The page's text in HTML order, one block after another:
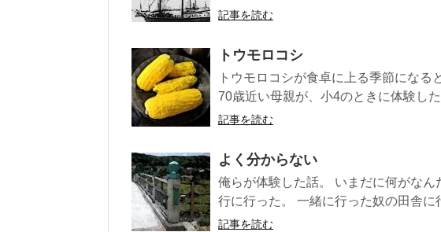
記事を読む
トウモロコシ
トウモロコシが食卓に上る季節にな
70歳近い母親が、小4のときに体験し
記事を読む
よく分からない
俺らが体験した話。 いまだに何がな
行に行った。 一緒に行った奴の田舎に
記事を読む